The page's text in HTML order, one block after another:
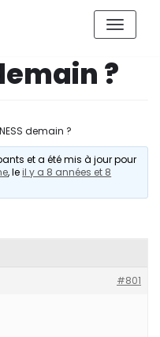
?
demain ?
et a été mis à jour pour
, leil y a 8 années et 8
#801